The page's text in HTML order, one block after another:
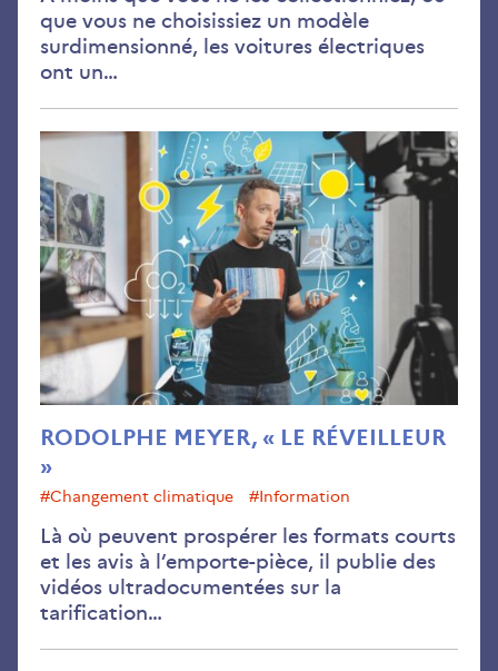
que vous ne choisissiez un modèle
surdimensionné, les voitures électriques
ont un…
RODOLPHE MEYER, « LE RÉVEILLEUR
»
#changement climatique #information
Là où peuvent prospérer les formats courts
et les avis à l’emporte-pièce, il publie des
vidéos ultradocumentées sur la
tarification…